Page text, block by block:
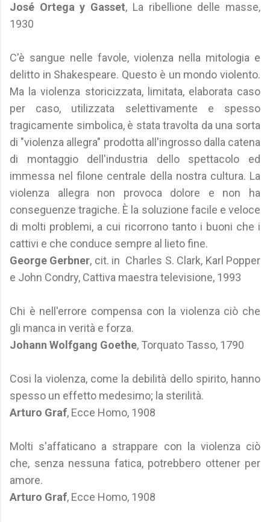
José Ortega y Gasset, La ribellione delle masse,
1930
C'è sangue nelle favole, violenza nella mitologia e
delitto in Shakespeare. Questo è un mondo violento.
Ma la violenza storicizzata, limitata, elaborata caso
per caso, utilizzata selettivamente e spesso
tragicamente simbolica, è stata travolta da una sorta
di "violenza allegra" prodotta all'ingrosso dalla catena
di montaggio dell'industria dello spettacolo ed
immessa nel filone centrale della nostra cultura. La
violenza allegra non provoca dolore e non ha
conseguenze tragiche. È la soluzione facile e veloce
di molti problemi, a cui ricorrono tanto i buoni che i
cattivi e che conduce sempre al lieto fine.
George Gerbner, cit. in Charles S. Clark, Karl Popper
e John Condry, Cattiva maestra televisione, 1993
Chi è nell'errore compensa con la violenza ciò che
gli manca in verità e forza.
Johann Wolfgang Goethe, Torquato Tasso, 1790
Cosi la violenza, come la debilità dello spirito, hanno
spesso un effetto medesimo; la sterilità.
Arturo Graf, Ecce Homo, 1908
Molti s'affaticano a strappare con la violenza ciò
che, senza nessuna fatica, potrebbero ottener per
amore.
Arturo Graf, Ecce Homo, 1908